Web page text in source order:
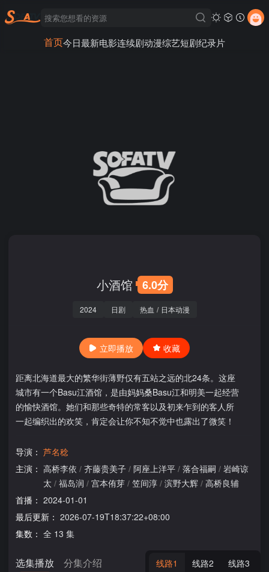
首页今日最新电影连续剧动漫综艺短剧纪录片
小酒馆 6.0分
2024 日剧 热血 / 日本动漫
立即播放 收藏
距离北海道最大的繁华街薄野仅有五站之远的北24条。这座
城市有一个Basu江酒馆，是由妈妈桑Basu江和明美一起经营
的愉快酒馆。她们和那些奇特的常客以及初来乍到的客人所
一起编织出的欢笑，肯定会让你不知不觉中也露出了微笑！
导演： 芦名稔
主演： 高桥李依 / 齐藤贵美子 / 阿座上洋平 / 落合福嗣 / 岩崎谅
太 / 福岛润 / 宫本侑芽 / 笠间淳 / 滨野大辉 / 高桥良辅
首播： 2024-01-01
最后更新： 2026-07-19T18:37:22+08:00
集数： 全 13 集
选集播放 分集介绍 线路1 线路2 线路3